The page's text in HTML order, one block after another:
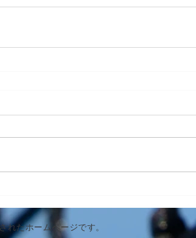
たホームページです。